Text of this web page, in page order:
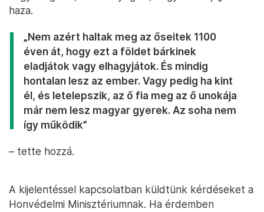
haza.
„Nem azért haltak meg az őseitek 1100
éven át, hogy ezt a földet bárkinek
eladjátok vagy elhagyjátok. És mindig
hontalan lesz az ember. Vagy pedig ha kint
él, és letelepszik, az ő fia meg az ő unokája
már nem lesz magyar gyerek. Az soha nem
így működik”
– tette hozzá.
A kijelentéssel kapcsolatban küldtünk kérdéseket a
Honvédelmi Minisztériumnak. Ha érdemben